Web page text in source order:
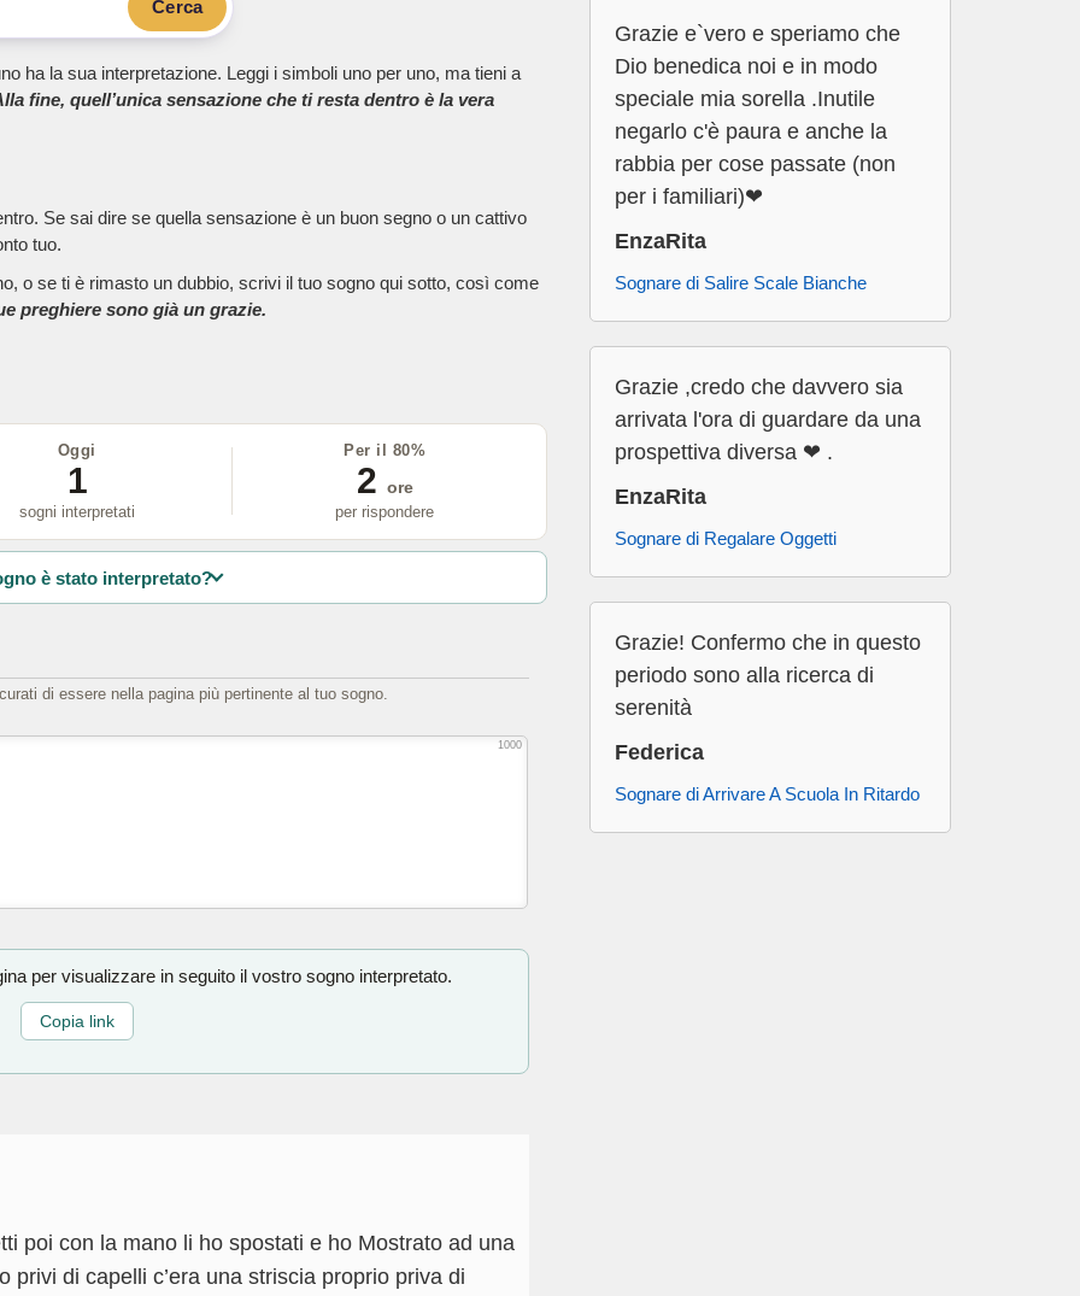
Cerca
ha la sua interpretazione. Leggi i simboli uno per uno, ma tieni a
fine, quell’unica sensazione che ti resta dentro è la vera
Se sai dire se quella sensazione è un buon segno o un cattivo
tuo.
o se ti è rimasto un dubbio, scrivi il tuo sogno qui sotto, così come
preghiere sono già un grazie.
Oggi
1
sogni interpretati
Per il 80%
2 ore
per rispondere
è stato interpretato?
di essere nella pagina più pertinente al tuo sogno.
1000
per visualizzare in seguito il vostro sogno interpretato.
Copia link
poi con la mano li ho spostati e ho Mostrato ad una
privi di capelli c’era una striscia proprio priva di
Grazie e`vero e speriamo che
Dio benedica noi e in modo
speciale mia sorella .Inutile
negarlo c'è paura e anche la
rabbia per cose passate (non
per i familiari)❤
EnzaRita
Sognare di Salire Scale Bianche
Grazie ,credo che davvero sia
arrivata l'ora di guardare da una
prospettiva diversa ❤ .
EnzaRita
Sognare di Regalare Oggetti
Grazie! Confermo che in questo
periodo sono alla ricerca di
serenità
Federica
Sognare di Arrivare A Scuola In Ritardo